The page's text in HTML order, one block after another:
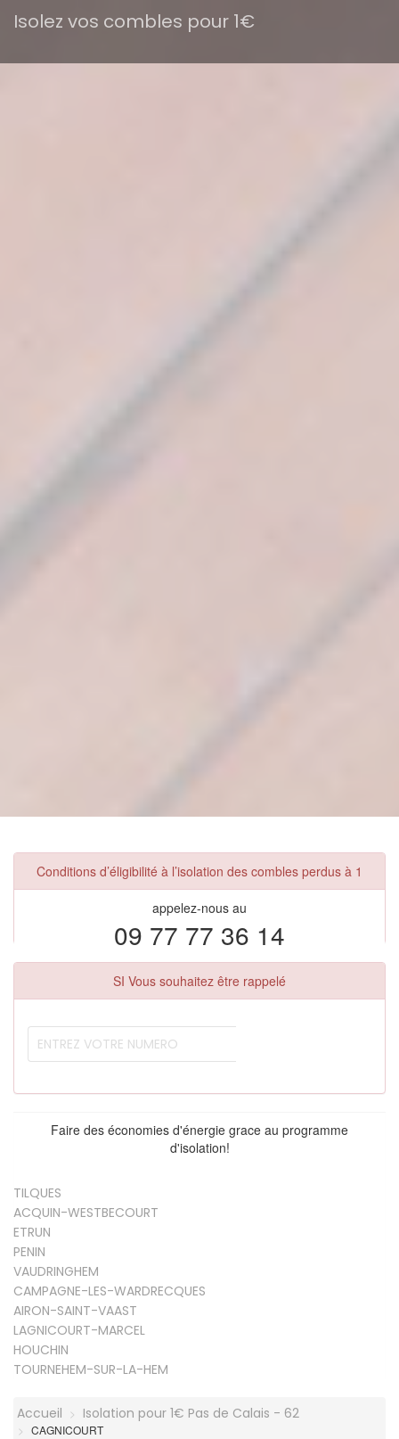
Isolez vos combles pour 1€
Conditions d’éligibilité à l’isolation des combles perdus à 1
appelez-nous au
09 77 77 36 14
SI Vous souhaitez être rappelé
Faire des économies d'énergie grace au programme
d'isolation!
TILQUES
ACQUIN-WESTBECOURT
ETRUN
PENIN
VAUDRINGHEM
CAMPAGNE-LES-WARDRECQUES
AIRON-SAINT-VAAST
LAGNICOURT-MARCEL
HOUCHIN
TOURNEHEM-SUR-LA-HEM
Accueil Isolation pour 1€ Pas de Calais - 62
CAGNICOURT